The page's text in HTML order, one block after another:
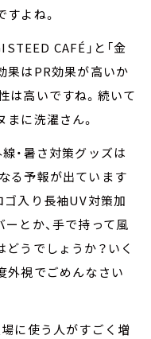
よね。
CAFÉ」と「金
果はPR効果が高いか
は高いですね。続いて
に洗濯さん。
・暑さ対策グッズは
る予報が出ています
ゴ入り長袖UV対策加
とか、手で持って風
どうでしょうか？いく
外視でごめんなさい
に使う人がすごく増